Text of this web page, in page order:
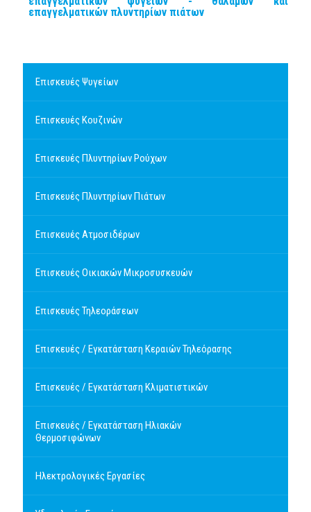
επαγγελματικών πλυντηρίων πιάτων
Επισκευές Ψυγείων
Επισκευές Κουζινών
Επισκευές Πλυντηρίων Ρούχων
Επισκευές Πλυντηρίων Πιάτων
Επισκευές Ατμοσιδέρων
Επισκευές Οικιακών Μικροσυσκευών
Επισκευές Τηλεοράσεων
Επισκευές / Εγκατάσταση Κεραιών Τηλεόρασης
Επισκευές / Εγκατάσταση Κλιματιστικών
Επισκευές / Εγκατάσταση Ηλιακών
Θερμοσιφώνων
Ηλεκτρολογικές Εργασίες